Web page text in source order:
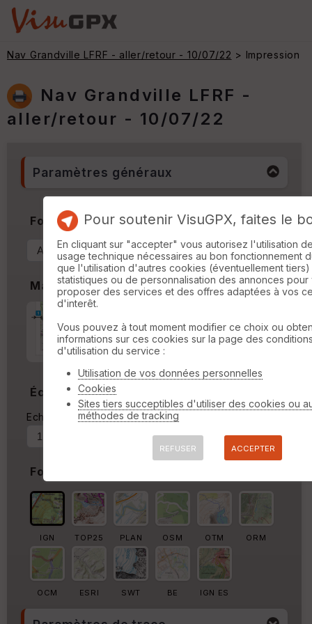
Nav Grandville LFRF - aller/retour - 10/07/22 > Impression
Nav Grandville LFRF -
aller/retour - 10/07/22
Paramètres généraux
Format & Orientation
Marges
Marge autour de la trace
Échelle
Echelle actuelle : 1/1373705
Fond de carte
IGN TOP25 PLAN OSM OTM ORM
OCM ESRI SWT BE IGN ES
Pour soutenir VisuGPX, faites le
En cliquant sur "accepter" vous autorisez l'utilisation
usage technique nécessaires au bon fonctionnement
que l'utilisation d'autres cookies (éventuellement
statistiques ou de personnalisation des annonces pour
proposer des services et des offres adaptées à vos
d'interêt.
Vous pouvez à tout moment modifier ce choix ou
informations sur ces cookies sur la page des
d'utilisation du service :
Utilisation de vos données personnelles
Cookies
Sites tiers succeptibles d'utiliser des cookies ou
méthodes de tracking
REFUSER ACCEPTER